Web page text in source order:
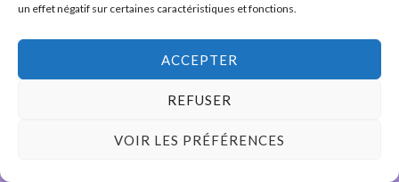
un effet négatif sur certaines caractéristiques et fonctions.
ACCEPTER
REFUSER
VOIR LES PRÉFÉRENCES